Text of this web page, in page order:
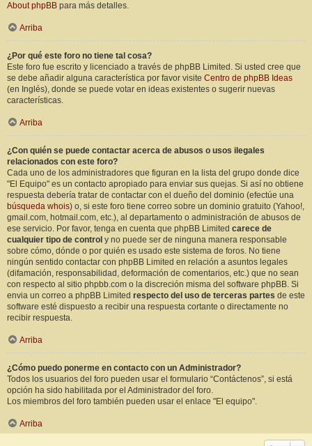
About phpBB para más detalles.
Arriba
¿Por qué este foro no tiene tal cosa?
Este foro fue escrito y licenciado a través de phpBB Limited. Si usted cree que
se debe añadir alguna característica por favor visite Centro de phpBB Ideas
(en Inglés), donde se puede votar en ideas existentes o sugerir nuevas
características.
Arriba
¿Con quién se puede contactar acerca de abusos o usos ilegales
relacionados con este foro?
Cada uno de los administradores que figuran en la lista del grupo donde dice
"El Equipo" es un contacto apropiado para enviar sus quejas. Si así no obtiene
respuesta debería tratar de contactar con el dueño del dominio (efectúe una
búsqueda whois) o, si este foro tiene correo sobre un dominio gratuito (Yahoo!,
gmail.com, hotmail.com, etc.), al departamento o administración de abusos de
ese servicio. Por favor, tenga en cuenta que phpBB Limited carece de
cualquier tipo de control y no puede ser de ninguna manera responsable
sobre cómo, dónde o por quién es usado este sistema de foros. No tiene
ningún sentido contactar con phpBB Limited en relación a asuntos legales
(difamación, responsabilidad, deformación de comentarios, etc.) que no sean
con respecto al sitio phpbb.com o la discreción misma del software phpBB. Si
envia un correo a phpBB Limited respecto del uso de terceras partes de este
software esté dispuesto a recibir una respuesta cortante o directamente no
recibir respuesta.
Arriba
¿Cómo puedo ponerme en contacto con un Administrador?
Todos los usuarios del foro pueden usar el formulario “Contáctenos”, si está
opción ha sido habilitada por el Administrador del foro.
Los miembros del foro también pueden usar el enlace "El equipo".
Arriba